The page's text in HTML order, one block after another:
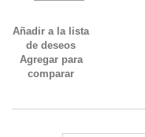
Añadir a la lista
de deseos
Agregar para
comparar